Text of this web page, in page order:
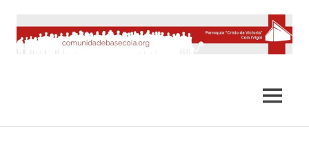
contenido
MENÚ